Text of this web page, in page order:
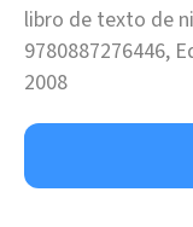
libro de texto de
9780887276446,
2008